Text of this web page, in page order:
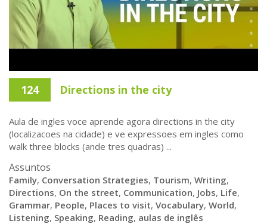
124 Directions in the city
Aula de ingles voce aprende agora directions in the city
(localizacoes na cidade) e ve expressoes em ingles como
walk three blocks (ande tres quadras) ...
Assuntos
Family, Conversation Strategies, Tourism, Writing,
Directions, On the street, Communication, Jobs, Life,
Grammar, People, Places to visit, Vocabulary, World,
Listening, Speaking, Reading, aulas de inglês